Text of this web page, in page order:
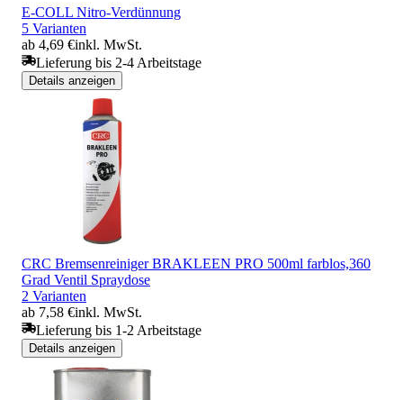
E-COLL Nitro-Verdünnung
5 Varianten
ab 4,69 €inkl. MwSt.
Lieferung bis 2-4 Arbeitstage
Details anzeigen
CRC Bremsenreiniger BRAKLEEN PRO 500ml farblos,360
Grad Ventil Spraydose
2 Varianten
ab 7,58 €inkl. MwSt.
Lieferung bis 1-2 Arbeitstage
Details anzeigen